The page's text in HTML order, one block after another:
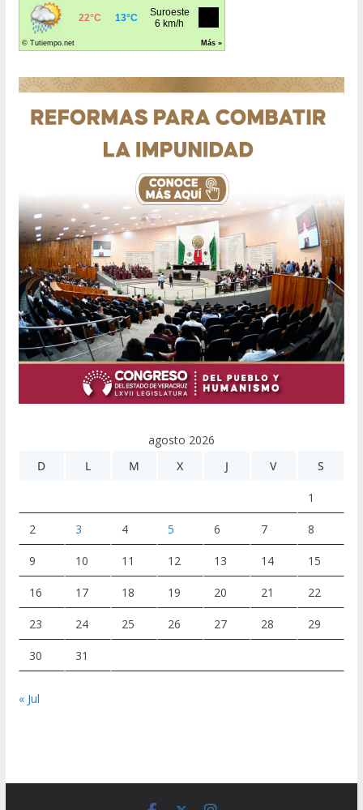
agosto 2026
D
L M X J V S
1
2 3 4 5 6 7 8
9 10 11 12 13 14 15
16 17 18 19 20 21 22
23 24 25 26 27 28 29
30 31
« Jul